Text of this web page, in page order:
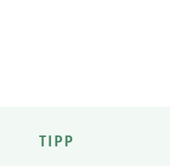
TIPP